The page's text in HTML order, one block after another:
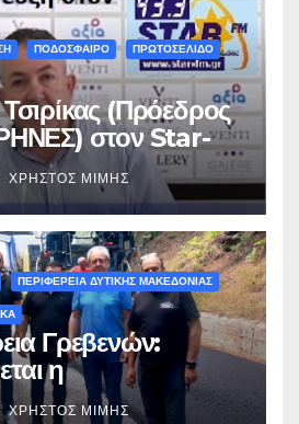
ΠΟΔΟΣΦΑΙΡΟ ΠΡΩΤΟΣΕΛΙΔΟ
(Πρόεδρος
στον Star-
έγινε
– Σας
όλους το Σάββατο
Γρεβενών !» –
ΧΡΉΣΤΟΣ ΜΊΜΗΣ
ΠΕΡΙΦΕΡΕΙΑ ΔΥΤΙΚΗΣ ΜΑΚΕΔΟΝΙΑΣ
Γρεβενών:
η
της οδού
ΧΡΉΣΤΟΣ ΜΊΜΗΣ